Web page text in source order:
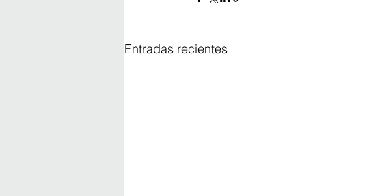
Entradas recientes